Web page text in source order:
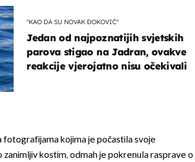
"KAO DA SU NOVAK ĐOKOVIĆ"
Jedan od najpoznatijih svjetskih
parova stigao na Jadran, ovakve
reakcije vjerojatno nisu očekivali
fotografijama kojima je počastila svoje
kostim, odmah je pokrenula rasprave o